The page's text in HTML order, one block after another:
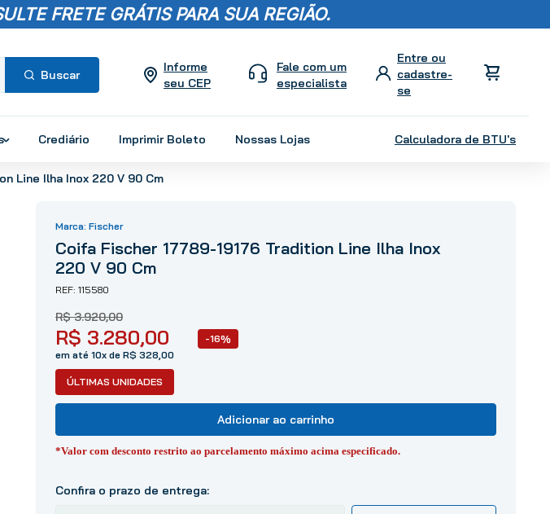
FRETE GRÁTIS PARA SUA REGIÃO.
Informe
seu CEP
Fale com um
especialista
Crediário Imprimir Boleto Nossas Lojas Calculadora de BTU's
Line Ilha Inox 220 V 90 Cm
Fischer
Coifa Fischer 17789-19176 Tradition Line Ilha Inox
220 V 90 Cm
115580
R$ 3.280,00
R$ 3.920,00
-16%
em até 10x de R$ 328,00
ÚLTIMAS UNIDADES
Adicionar ao carrinho
*Valor com desconto restrito ao parcelamento máximo acima especificado.
mais
porcelanato
revestimento
vaso sanitário
chuveiro